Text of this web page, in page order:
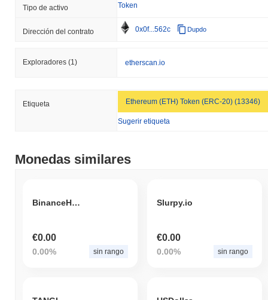
Tipo de activo Token
Dirección del contrato 0x0f...562c Dupdo
Exploradores (1) etherscan.io
Etiqueta Ethereum (ETH) Token (ERC-20) (13346)
Sugerir etiqueta
Monedas similares
BinanceHODL
€0.00
0.00% sin rango
Slurpy.io
€0.00
0.00% sin rango